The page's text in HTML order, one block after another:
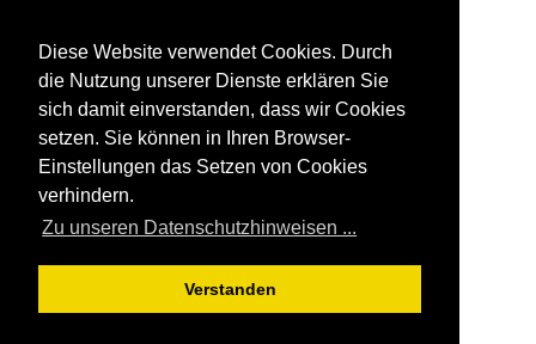
Diese Website verwendet Cookies. Durch
die Nutzung unserer Dienste erklären Sie
sich damit einverstanden, dass wir Cookies
setzen. Sie können in Ihren Browser-
Einstellungen das Setzen von Cookies
verhindern.
Zu unseren Datenschutzhinweisen ...
Verstanden